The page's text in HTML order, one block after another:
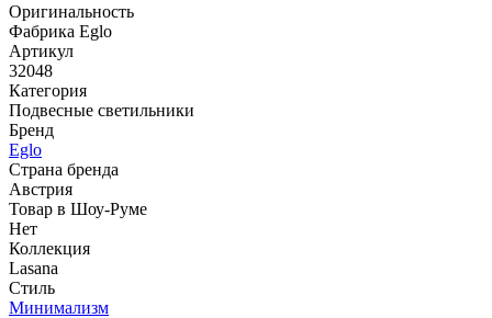
Оригинальность
Фабрика Eglo
Артикул
32048
Категория
Подвесные светильники
Бренд
Eglo
Страна бренда
Австрия
Товар в Шоу-Руме
Нет
Коллекция
Lasana
Стиль
Минимализм